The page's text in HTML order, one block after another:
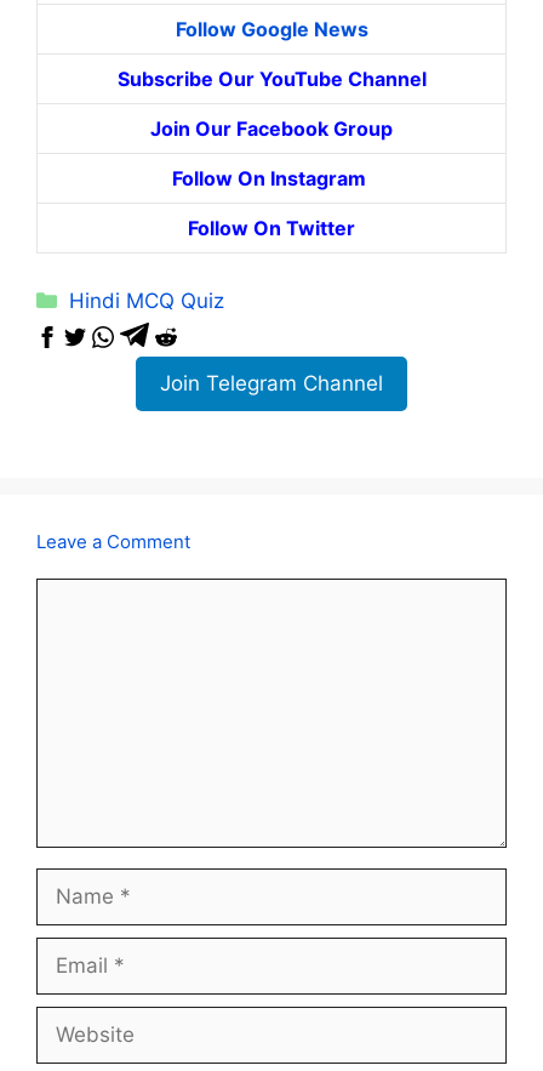
Follow Google News
Subscribe Our YouTube Channel
Join Our Facebook Group
Follow On Instagram
Follow On Twitter
Categories
Hindi MCQ Quiz
Join Telegram Channel
Leave a Comment
Name
Email
Website